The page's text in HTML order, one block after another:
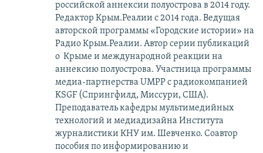
российской аннексии полуострова в 2014 году.
Редактор Крым.Реалии с 2014 года. Ведущая
авторской программы «Городские истории» на
Радио Крым.Реалии. Автор серии публикаций
о Крыме и международной реакции на
аннексию полуострова. Участница программы
медиа-партнерства UMPP с радиокомпанией
KSGF (Спрингфилд, Миссури, США).
Преподаватель кафедры мультимедийных
технологий и медиадизайна Института
журналистики КНУ им. Шевченко. Соавтор
пособия по информированию и